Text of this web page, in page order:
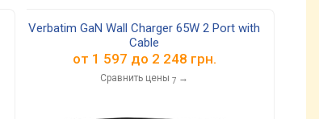
Verbatim GaN Wall Charger 65W 2 Port with
Cable
от 1 597 до 2 248 грн.
Сравнить цены 7 →